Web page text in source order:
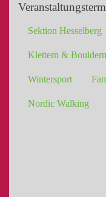
Sektion Hesselberg
Klettern & Bouldern
Wintersport
Nordic Walking